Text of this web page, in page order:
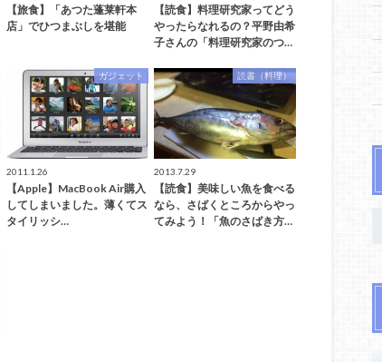
【旅食】「あつた蓬莱軒本
店」でひつまぶしを堪能
【読食】料理研究家ってどう
やったらなれるの？平野由希
子さんの「料理研究家のつ…
ガジェット
2011.1.26
【Apple】MacBook Air購入
してしまいました。薄くてス
タイリッシ…
読書（料理）
2013.7.29
【読食】美味しい魚を食べる
なら、さばくところからやっ
てみよう！「魚のさばき方…